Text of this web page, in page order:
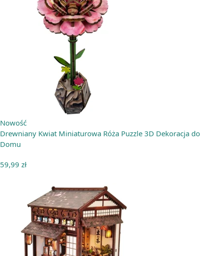
Nowość
Drewniany Kwiat Miniaturowa Róża Puzzle 3D Dekoracja do
Domu
59,99 zł